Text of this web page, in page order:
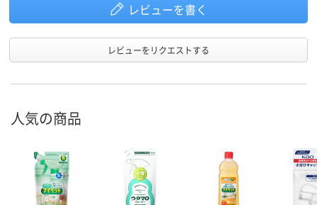
レビューを書く
レビューをリクエストする
人気の商品